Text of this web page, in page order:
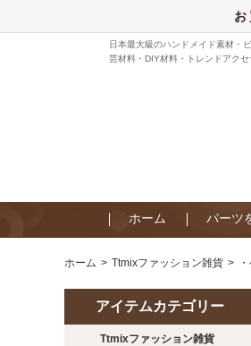
日本最大級のハンドメイド素材・
芸材料・DIY材料・トレンドアク
ホーム パーツ
ホーム Ttmixファッション雑貨
アイテムカテゴリー
Ttmixファッション雑貨